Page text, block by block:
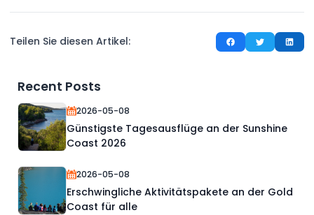
Teilen Sie diesen Artikel:
Recent Posts
2026-05-08
Günstigste Tagesausflüge an der Sunshine
Coast 2026
2026-05-08
Erschwingliche Aktivitätspakete an der Gold
Coast für alle